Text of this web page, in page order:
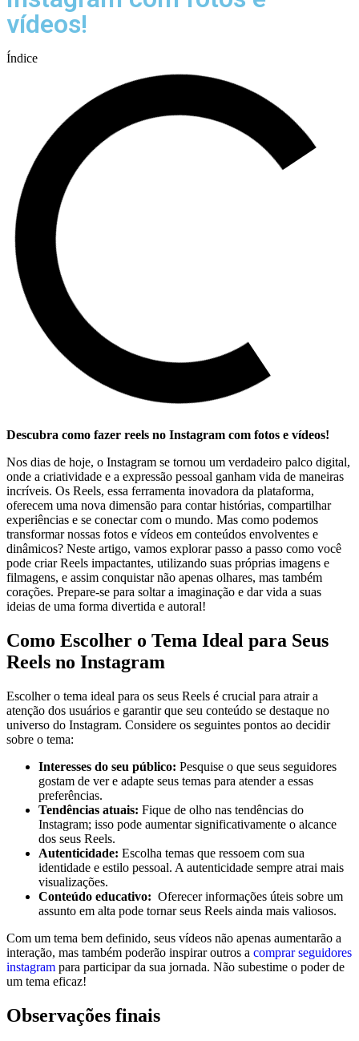
vídeos!
Índice
Descubra como fazer reels no‌ Instagram com fotos e vídeos!
Nos ‌dias de hoje, o Instagram se tornou um verdadeiro‌ palco digital,
onde a⁢ criatividade e a expressão‍ pessoal ganham vida⁢ de maneiras
incríveis. Os Reels, essa ferramenta inovadora da plataforma,
oferecem uma nova dimensão para contar histórias, compartilhar
experiências e se conectar com o mundo. Mas como podemos
transformar nossas fotos e ‍vídeos em conteúdos envolventes e
dinâmicos?⁢ Neste artigo, vamos⁤ explorar passo a passo como você
pode criar Reels impactantes, utilizando suas próprias imagens e
filmagens, e assim conquistar não apenas olhares, mas também
corações. Prepare-se para soltar a imaginação e dar⁤ vida a suas
ideias de uma forma divertida e autoral!
Como Escolher ⁣o Tema Ideal​ para Seus
Reels no Instagram
Escolher o⁤ tema ideal ⁢para os seus ‍Reels é crucial ⁤para atrair a
atenção dos ‌usuários e garantir que‌ seu conteúdo se destaque no
universo do‌ Instagram. Considere‌ os seguintes pontos ao decidir
sobre o tema:
Interesses do‍ seu público: Pesquise o que seus seguidores⁢
gostam de ver e‌ adapte seus⁢ temas para atender a essas
preferências.
Tendências atuais: Fique de olho nas ‌tendências do⁢
Instagram; isso pode⁢ aumentar significativamente o alcance
dos seus Reels.
Autenticidade: Escolha⁤ temas⁣ que ressoem com sua
identidade e estilo pessoal. A autenticidade sempre ⁢atrai‌ mais
visualizações.
Conteúdo educativo: ‍ Oferecer informações úteis sobre ‌um
assunto em alta pode tornar seus Reels ainda mais‌ valiosos.
Com um tema bem definido, seus vídeos não apenas⁤ aumentarão a
interação, mas também poderão inspirar outros a comprar seguidores
instagram para participar da sua⁢ jornada. Não subestime‌ o poder de
um⁣ tema eficaz!
Observações finais